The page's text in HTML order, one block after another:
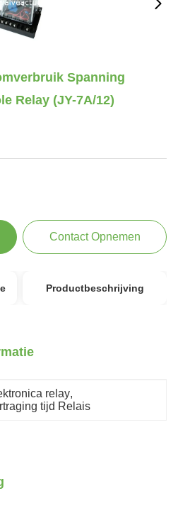
Spanning
Relay (JY-7A/12)
Contact Opnemen
Productbeschrijving
relay,
tijd Relais